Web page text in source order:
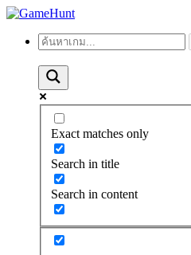
Exact matches only
Search in title
Search in content